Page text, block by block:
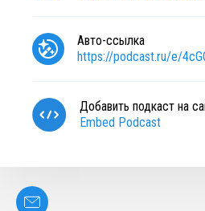
Авто-ссылка
https://podcast.ru/e/
Добавить подкаст на
Embed Podcast